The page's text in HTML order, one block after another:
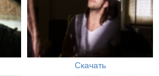
Скачать